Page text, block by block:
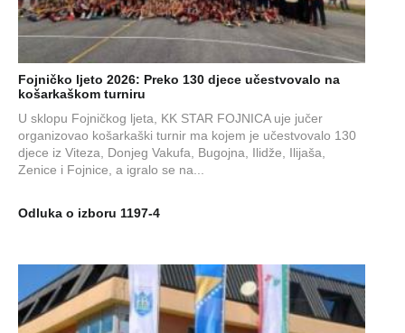
Fojničko ljeto 2026: Preko 130 djece učestvovalo na
košarkaškom turniru
U sklopu Fojničkog ljeta, KK STAR FOJNICA uje jučer
organizovao košarkaški turnir ma kojem je učestvovalo 130
djece iz Viteza, Donjeg Vakufa, Bugojna, Ilidže, Ilijaša,
Zenice i Fojnice, a igralo se na...
Odluka o izboru 1197-4